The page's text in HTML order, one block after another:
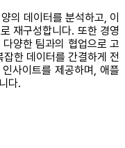
의 데이터를 분석하고, 이
재구성합니다. 또한 경영
양한 팀과의 협업으로 고
한 데이터를 간결하게 전
사이트를 제공하며, 애플
다.